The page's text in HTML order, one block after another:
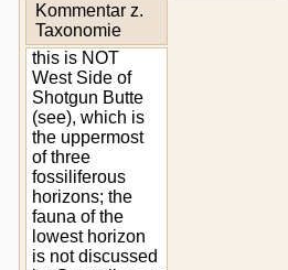
Kommentar z.
Taxonomie
this is NOT
West Side of
Shotgun Butte
(see), which is
the uppermost
of three
fossiliferous
horizons; the
fauna of the
lowest horizon
is not discussed